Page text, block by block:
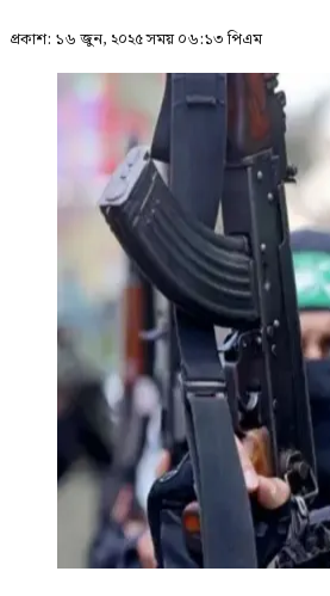
প্রকাশ: ১৬ জুন, ২০২৫ সময় ০৬:১৩ পিএম